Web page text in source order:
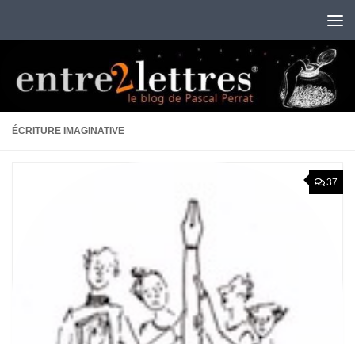
ÉCRITURE IMAGINATIVE
37